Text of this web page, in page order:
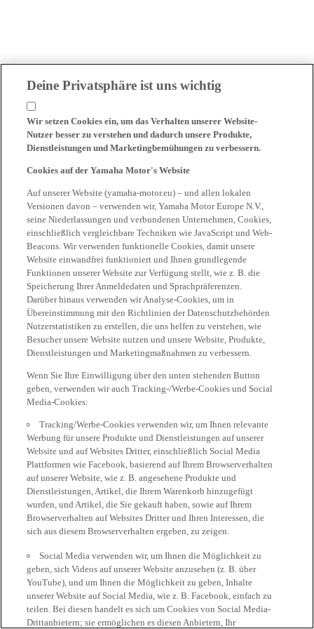
Deine Privatsphäre ist uns wichtig
Wir setzen Cookies ein, um das Verhalten unserer Website-
Nutzer besser zu verstehen und dadurch unsere Produkte,
Dienstleistungen und Marketingbemühungen zu verbessern.
Cookies auf der Yamaha Motor's Website
Auf unserer Website (yamaha-motor.eu) – und allen lokalen
Versionen davon – verwenden wir, Yamaha Motor Europe N.V.,
seine Niederlassungen und verbundenen Unternehmen, Cookies,
einschließlich vergleichbare Techniken wie JavaScript und Web-
Beacons. Wir verwenden funktionelle Cookies, damit unsere
Website einwandfrei funktioniert und Ihnen grundlegende
Funktionen unserer Website zur Verfügung stellt, wie z. B. die
Speicherung Ihrer Anmeldedaten und Sprachpräferenzen.
Darüber hinaus verwenden wir Analyse-Cookies, um in
Übereinstimmung mit den Richtlinien der Datenschutzbehörden
Nutzerstatistiken zu erstellen, die uns helfen zu verstehen, wie
Besucher unsere Website nutzen und unsere Website, Produkte,
Dienstleistungen und Marketingmaßnahmen zu verbessern.
Wenn Sie Ihre Einwilligung über den unten stehenden Button
geben, verwenden wir auch Tracking-/Werbe-Cookies und Social
Media-Cookies:
Tracking/Werbe-Cookies verwenden wir, um Ihnen relevante
Werbung für unsere Produkte und Dienstleistungen auf unserer
Website und auf Websites Dritter, einschließlich Social Media
Plattformen wie Facebook, basierend auf Ihrem Browserverhalten
auf unserer Website, wie z. B. angesehene Produkte und
Dienstleistungen, Artikel, die Ihrem Warenkorb hinzugefügt
wurden, und Artikel, die Sie gekauft haben, sowie auf Ihrem
Browserverhalten auf Websites Dritter und Ihren Interessen, die
sich aus diesem Browserverhalten ergeben, zu zeigen.
Social Media verwenden wir, um Ihnen die Möglichkeit zu
geben, sich Videos auf unserer Website anzusehen (z. B. über
YouTube), und um Ihnen die Möglichkeit zu geben, Inhalte
unserer Website auf Social Media, wie z. B. Facebook, einfach zu
teilen. Bei diesen handelt es sich um Cookies von Social Media-
Drittanbietern; sie ermöglichen es diesen Anbietern, Ihr